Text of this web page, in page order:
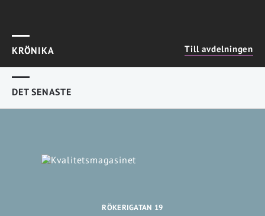
KRÖNIKA Till avdelningen
DET SENASTE
RÖKERIGATAN 19